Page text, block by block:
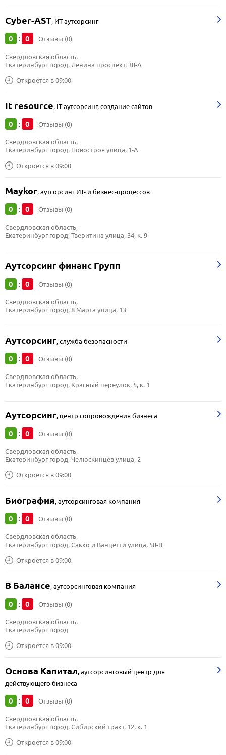
Cyber-AST, ИТ-аутсорсинг
0 : 0 Отзывы (0)
Откроется в 09:00
Свердловская область,
Екатеринбург город, Ленина проспект, 38-А
It resource, IT-аутсорсинг, создание сайтов
0 : 0 Отзывы (0)
Откроется в 09:00
Свердловская область,
Екатеринбург город, Новостроя улица, 1-А
Maykor,аутсорсинг ИТ- и бизнес-процессов
0 : 0 Отзывы (0)
Свердловская область,
Екатеринбург город, Тверитина улица, 34, к. 9
Аутсорсинг финанс Групп
0 : 0 Отзывы (0)
Свердловская область,
Екатеринбург город, 8 Марта улица, 13
Аутсорсинг,служба безопасности
0 : 0 Отзывы (0)
Свердловская область,
Екатеринбург город, Красный переулок, 5, к. 1
Аутсорсинг, центр сопровождения бизнеса
0 : 0 Отзывы (0)
Откроется в 09:00
Свердловская область,
Екатеринбург город, Челюскинцев улица, 2
Биография,аутсорсинговая компания
0 : 0 Отзывы (0)
Откроется в 09:00
Свердловская область,
Екатеринбург город, Сакко и Ванцетти улица, 58-В
В Балансе,аутсорсинговая компания
0 : 0 Отзывы (0)
Откроется в 09:00
Свердловская область,
Екатеринбург город
Основа Капитал,аутсорсинговый центр для
действующего бизнеса
0 : 0 Отзывы (0)
Откроется в 09:00
Свердловская область,
Екатеринбург город, Сибирский тракт, 12, к. 1